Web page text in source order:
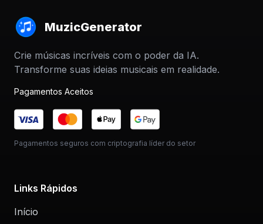
MuzicGenerator
Crie músicas incríveis com o poder da IA.
Transforme suas ideias musicais em realidade.
Pagamentos Aceitos
Pagamentos seguros com criptografia líder do setor
Links Rápidos
Início